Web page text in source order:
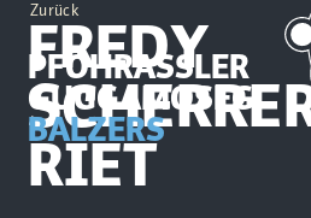
PFÖHRASSLER
GUGGAMOSEG
BALZERS
Zurück
FREDY
RIET